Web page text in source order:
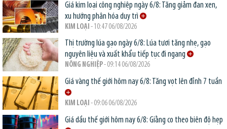
Giá kim loại công nghiệp ngày 6/8: Tăng giảm đan xen,
xu hướng phân hóa duy trì
KIM LOẠI - 10:47 06/08/2026
Thị trường lúa gạo ngày 6/8: Lúa tươi tăng nhẹ, gạo
nguyên liệu và xuất khẩu tiếp tục đi ngang
NÔNG NGHIỆP- 09:14 06/08/2026
Giá vàng thế giới hôm nay 6/8: Tăng vọt lên đỉnh 7 tuần
KIM LOẠI - 09:06 06/08/2026
Giá dầu thế giới hôm nay 6/8: Giằng co theo biên độ hẹp